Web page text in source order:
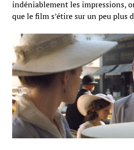
indéniablement les impressions,
que le film s’étire sur un peu plus